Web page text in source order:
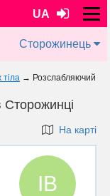
UA
Сторожинець
→ Розслабляючий
На карті
ІВ